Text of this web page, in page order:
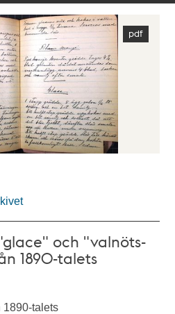
och "valnöts-
1890-talets
1890-talets